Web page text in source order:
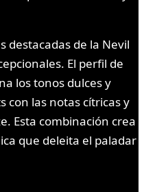
destacadas de la Nevil
El perfil de
los tonos dulces y
con las notas cítricas y
Esta combinación crea
que deleita el paladar